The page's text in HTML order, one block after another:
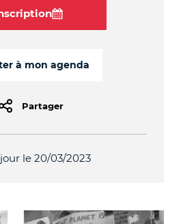
Partager
le 20/03/2023